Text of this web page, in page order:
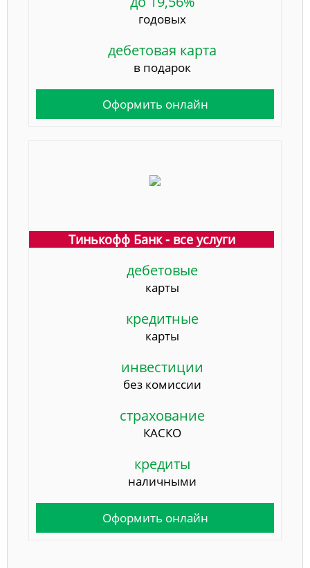
годовых
дебетовая карта
в подарок
Оформить онлайн
Тинькофф Банк - все услуги
дебетовые
карты
кредитные
карты
инвестиции
без комиссии
страхование
КАСКО
кредиты
наличными
Оформить онлайн